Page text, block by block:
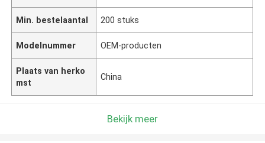
Min. bestelaantal 200 stuks
Modelnummer OEM-producten
Plaats van herko
mst
China
Bekijk meer